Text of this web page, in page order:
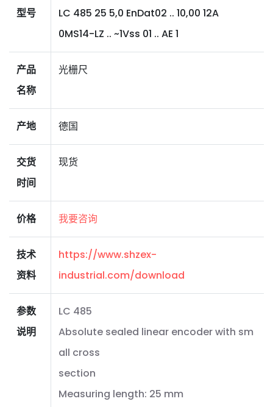
型号
LC 485 25 5,0 EnDat02 .. 10,00 12A
0MS14-LZ .. ~1Vss 01 .. AE 1
产品
名称
光栅尺
产地 德国
交货
时间
现货
价格 我要咨询
技术
资料
https://www.shzex-
industrial.com/download
参数
说明
LC 485
Absolute sealed linear encoder with sm
all cross
section
Measuring length: 25 mm